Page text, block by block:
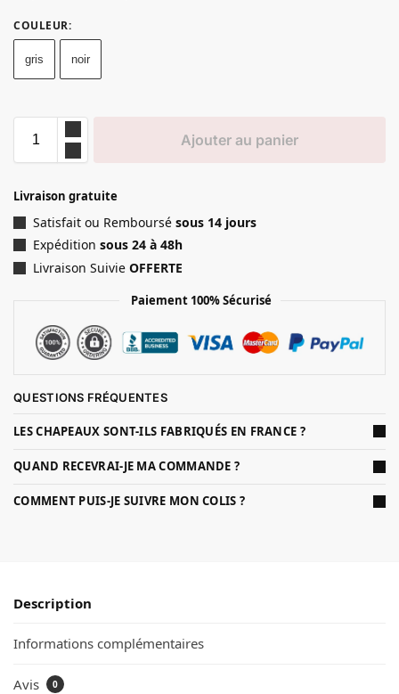
COULEUR:
gris noir
Ajouter au panier
Livraison gratuite
Satisfait ou Remboursé sous 14 jours
Expédition sous 24 à 48h
Livraison Suivie OFFERTE
Paiement 100% Sécurisé
QUESTIONS FRÉQUENTES
LES CHAPEAUX SONT-ILS FABRIQUÉS EN FRANCE ?
QUAND RECEVRAI-JE MA COMMANDE ?
COMMENT PUIS-JE SUIVRE MON COLIS ?
Description
Informations complémentaires
Avis 0